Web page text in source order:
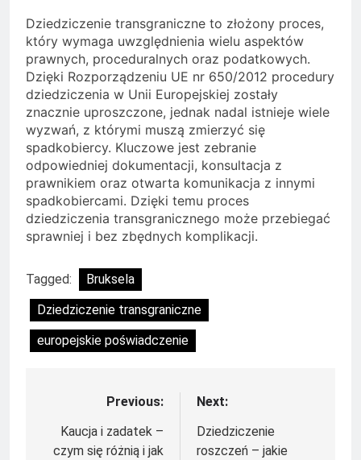
Dziedziczenie transgraniczne to złożony proces,
który wymaga uwzględnienia wielu aspektów
prawnych, proceduralnych oraz podatkowych.
Dzięki Rozporządzeniu UE nr 650/2012 procedury
dziedziczenia w Unii Europejskiej zostały
znacznie uproszczone, jednak nadal istnieje wiele
wyzwań, z którymi muszą zmierzyć się
spadkobiercy. Kluczowe jest zebranie
odpowiedniej dokumentacji, konsultacja z
prawnikiem oraz otwarta komunikacja z innymi
spadkobiercami. Dzięki temu proces
dziedziczenia transgranicznego może przebiegać
sprawniej i bez zbędnych komplikacji.
Tagged:
Bruksela
Dziedziczenie transgraniczne
europejskie poświadczenie
Nawigacja
wpisu
Previous:
Kaucja i zadatek –
czym się różnią i jak
Next:
Dziedziczenie
roszczeń – jakie